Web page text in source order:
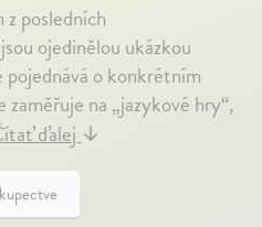
z posledních
ojedinělou ukázkou
pojednává o konkrétním
na „jazykové hry“,
ďalej ↓